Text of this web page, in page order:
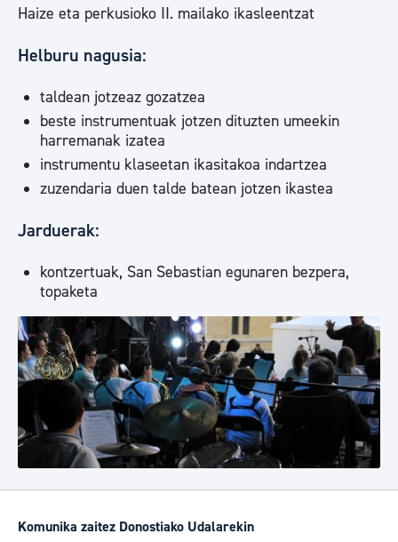
Haize eta perkusioko II. mailako ikasleentzat
Helburu nagusia:
taldean jotzeaz gozatzea
beste instrumentuak jotzen dituzten umeekin
harremanak izatea
instrumentu klaseetan ikasitakoa indartzea
zuzendaria duen talde batean jotzen ikastea
Jarduerak:
kontzertuak, San Sebastian egunaren bezpera,
topaketa
Komunika zaitez Donostiako Udalarekin